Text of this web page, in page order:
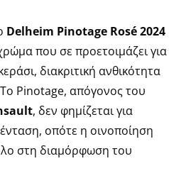
Delheim Pinotage Rosé 2024
που σε προετοιμάζει για
διακριτική ανθικότητα
Pinotage, απόγονος του
, δεν φημίζεται για
οπότε η οινοποίηση
στη διαμόρφωση του